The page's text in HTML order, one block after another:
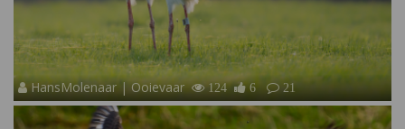
HansMolenaar | Ooievaar 124 6 21